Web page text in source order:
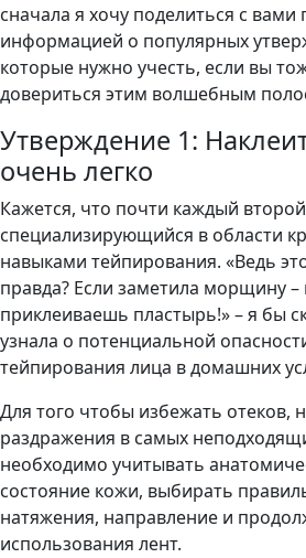
сначала я хочу поделиться с вами
информацией о популярных
которые нужно учесть, если вы
довериться этим волшебным
Утверждение 1:
очень легко
Кажется, что почти каждый
специализирующийся в области
навыками тейпирования. «Ведь
правда? Если заметила морщину –
приклеиваешь пластырь!» – я бы
узнала о потенциальной
тейпирования лица в домашних
Для того чтобы избежать отеков,
раздражения в самых
необходимо учитывать
состояние кожи, выбирать
натяжения, направление и
использования лент.